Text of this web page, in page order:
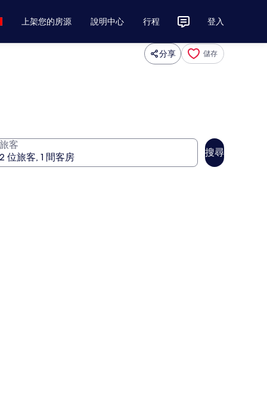
上架您的房源 說明中心 行程 登入
分享 儲存
旅客
搜尋